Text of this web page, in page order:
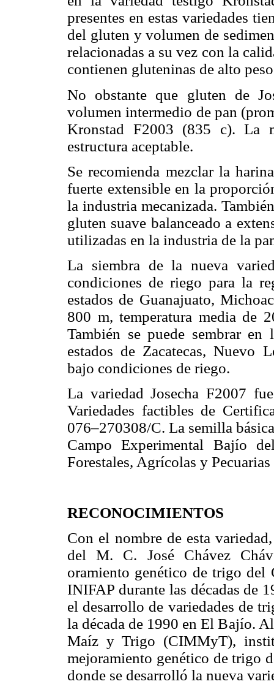
presentes en estas variedades
del gluten y volumen de
relacionadas a su vez con la
contienen gluteninas de alto
No obstante que gluten de
volumen intermedio de pan
Kronstad F2003 (835 c). La
estructura aceptable.
Se recomienda mezclar la
fuerte extensible en la
la industria mecanizada.
gluten suave balanceado a
utilizadas en la industria de la
La siembra de la nueva
condiciones de riego para la
estados de Guanajuato,
800 m, temperatura media de
También se puede sembrar
estados de Zacatecas, Nuevo
bajo condiciones de riego.
La variedad Josecha F2007
Variedades factibles de
076–270308/C. La semilla
Campo Experimental Bajío
Forestales, Agrícolas y
RECONOCIMIENTOS
Con el nombre de esta
del M. C. José Chávez
oramiento genético de trigo del
INIFAP durante las décadas de
el desarrollo de variedades de
la década de 1990 en El Bajío.
Maíz y Trigo (CIMMyT),
mejoramiento genético de trigo
donde se desarrolló la nueva